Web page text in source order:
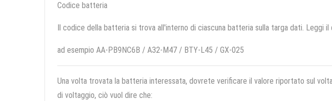
Codice batteria
Il codice della batteria si trova all'interno di ciascuna batteria sulla targa dati. Leggi
ad esempio AA-PB9NC6B / A32-M47 / BTY-L45 / GX-025
Una volta trovata la batteria interessata, dovrete verificare il valore riportato sul
di voltaggio, ciò vuol dire che: